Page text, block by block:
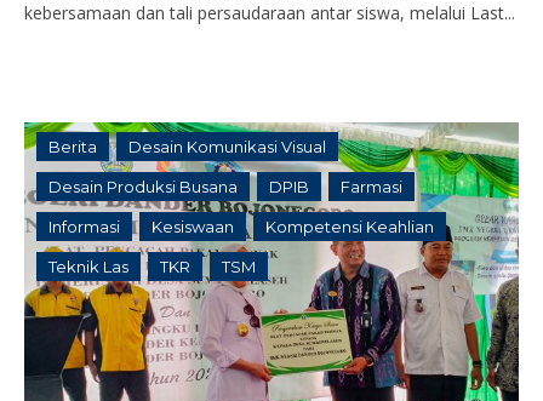
kebersamaan dan tali persaudaraan antar siswa, melalui Last...
Berita Desain Komunikasi Visual
Desain Produksi Busana DPIB Farmasi
Informasi Kesiswaan Kompetensi Keahlian
Teknik Las TKR TSM